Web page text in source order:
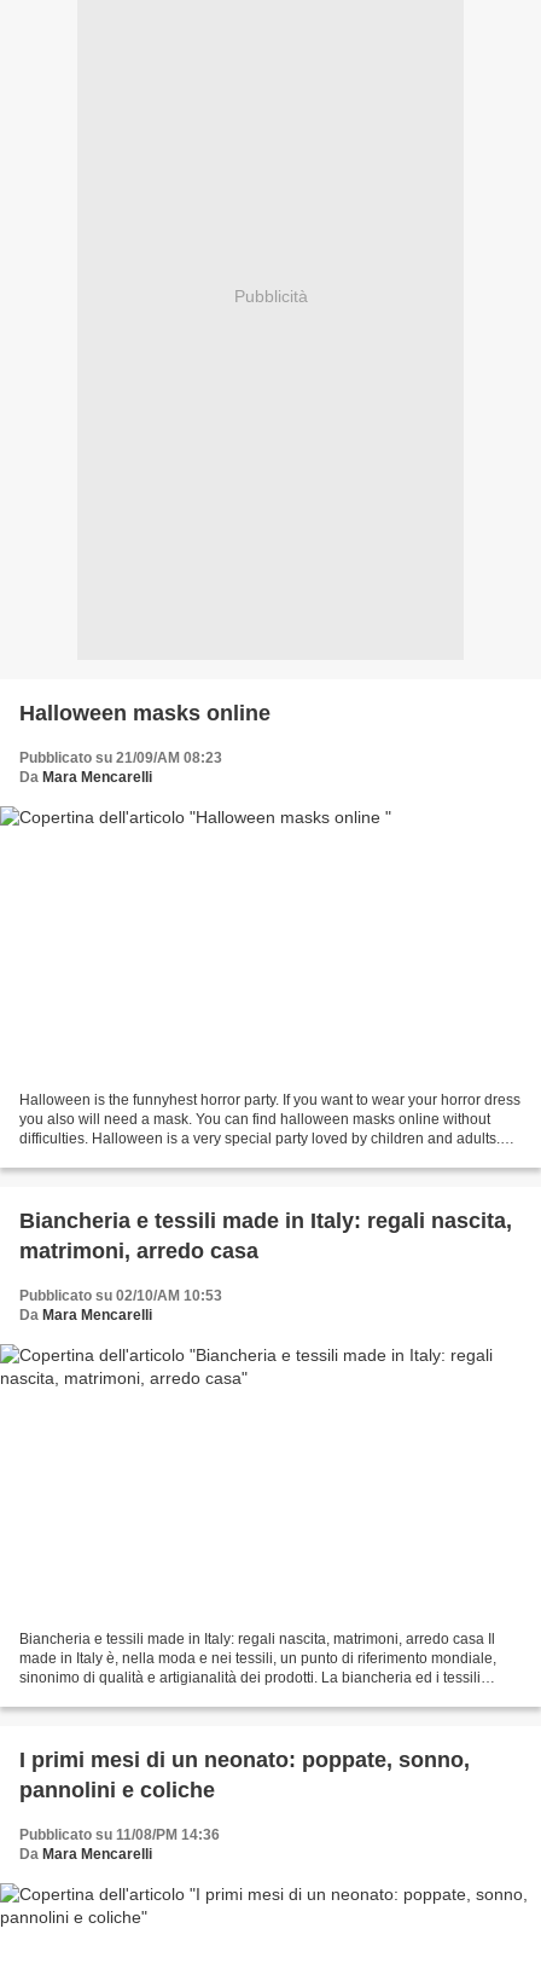
Pubblicità
Halloween masks online
Pubblicato su 21/09/AM 08:23
Da Mara Mencarelli
Halloween is the funnyhest horror party. If you want to wear your horror dress
you also will need a mask. You can find halloween masks online without
difficulties. Halloween is a very special party loved by children and adults.
Biancheria e tessili made in Italy: regali nascita,
matrimoni, arredo casa
Pubblicato su 02/10/AM 10:53
Da Mara Mencarelli
Biancheria e tessili made in Italy: regali nascita, matrimoni, arredo casa Il
made in Italy è, nella moda e nei tessili, un punto di riferimento mondiale,
sinonimo di qualità e artigianalità dei prodotti. La biancheria ed i tessili
I primi mesi di un neonato: poppate, sonno,
pannolini e coliche
Pubblicato su 11/08/PM 14:36
Da Mara Mencarelli